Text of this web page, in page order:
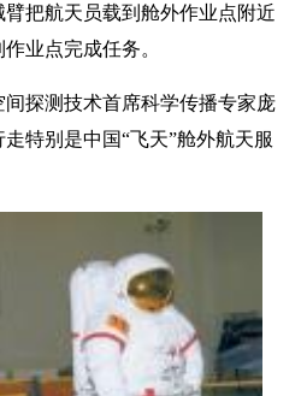
把航天员载到舱外作业点附近
业点完成任务。
探测技术首席科学传播专家庞
特别是中国“飞天”舱外航天服